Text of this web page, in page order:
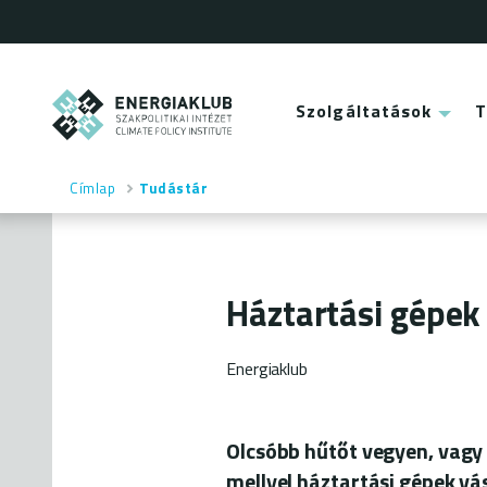
a
ENERGIAKLUB
Main
menu
Szolgáltatások
Morzsa
Címlap Tudástár
Háztartási
Energiaklub
Olcsóbb hűtőt vegyen,